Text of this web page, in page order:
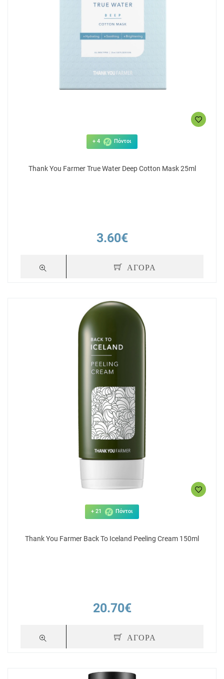
+ 4 Πόντοι
Thank You Farmer True Water Deep Cotton Mask 25ml
3.60€
ΑΓΟΡΑ
+ 21 Πόντοι
Thank You Farmer Back To Iceland Peeling Cream 150ml
20.70€
ΑΓΟΡΑ